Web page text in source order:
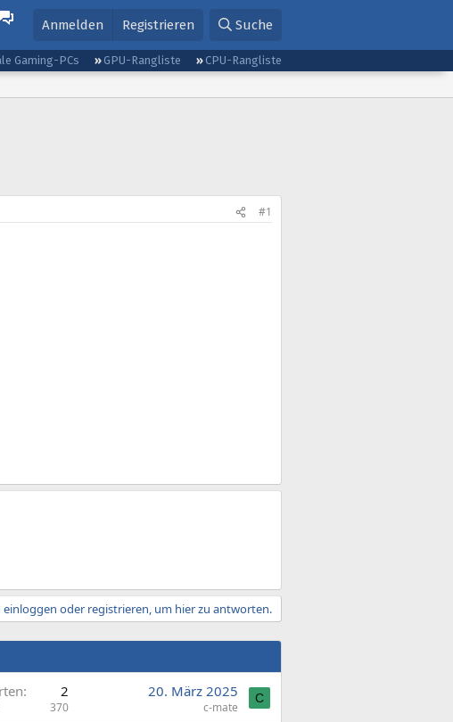
Anmelden Registrieren Suche
Gaming-PCs GPU-Rangliste
CPU-Rangliste
#1
einloggen oder registrieren, um hier zu antworten.
2
370
20. März 2025
c-mate
C